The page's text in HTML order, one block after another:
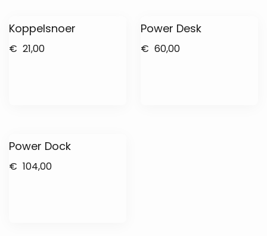
Koppelsnoer
€ 21,00
Power Desk
€ 60,00
Power Dock
€ 104,00